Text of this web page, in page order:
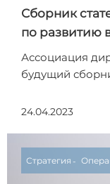
Сборник
по развитию
Ассоциация
будущий
24.04.2023
Стратегия